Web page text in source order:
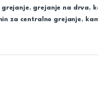
grejanje, grejanje na drva,
za centralno grejanje,